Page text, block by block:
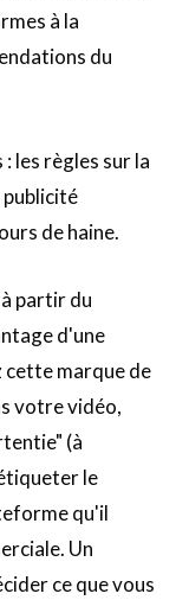
à la
du
les règles sur la
publicité
de haine.
à partir du
d'une
cette marque de
votre vidéo,
(à
le
qu'il
Un
ce que vous